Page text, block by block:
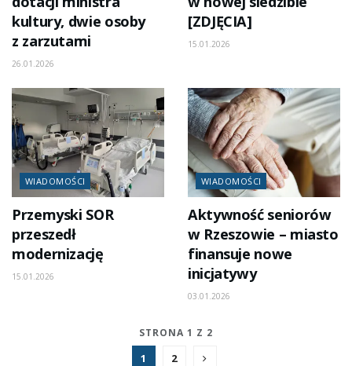
kultury, dwie osoby
z zarzutami
26.01.2026
[ZDJĘCIA]
15.01.2026
WIADOMOŚCI
Przemyski SOR
przeszedł
modernizację
15.01.2026
WIADOMOŚCI
Aktywność seniorów
w Rzeszowie – miasto
finansuje nowe
inicjatywy
03.01.2026
STRONA 1 Z 2
1 2